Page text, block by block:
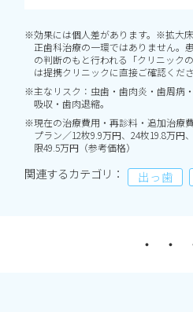
※効果には個人差があります。※拡大
正歯科治療の一環ではありません。
の判断のもと行われる「クリニック
は提携クリニックに直接ご確認くださ
※主なリスク：虫歯・歯肉炎・歯周病
吸収・歯肉退縮。
※現在の治療費用・再診料・追加治療
プラン／12枚9.9万円、24枚19.8万円
限49.5万円（参考価格）
関連するカテゴリ： 出っ歯